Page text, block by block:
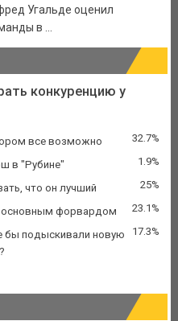
Угальде оценил
в ...
конкуренцию у
все возможно 32.7%
в "Рубине" 1.9%
что он лучший 25%
основным форвардом 23.1%
бы подыскивали новую
17.3%